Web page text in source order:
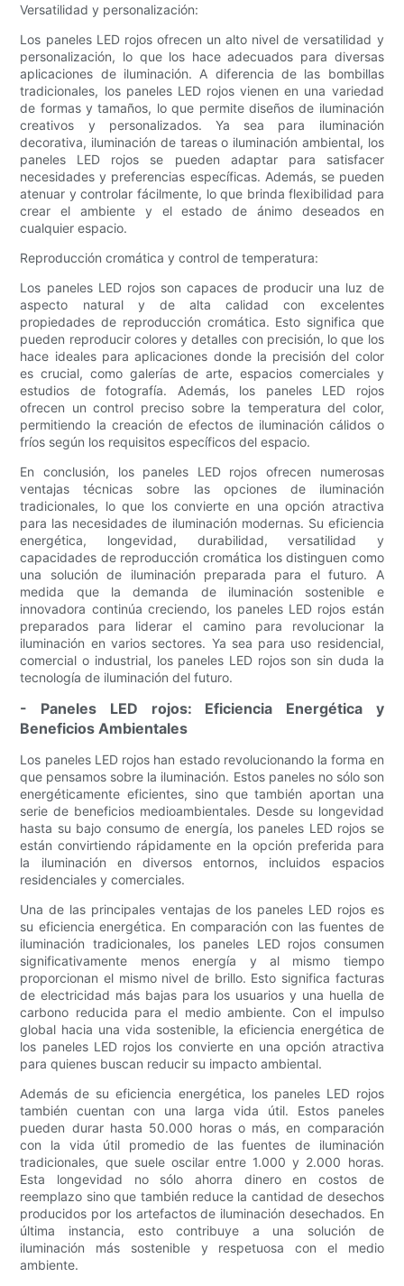
Versatilidad y personalización:
Los paneles LED rojos ofrecen un alto nivel de versatilidad y
personalización, lo que los hace adecuados para diversas
aplicaciones de iluminación. A diferencia de las bombillas
tradicionales, los paneles LED rojos vienen en una variedad
de formas y tamaños, lo que permite diseños de iluminación
creativos y personalizados. Ya sea para iluminación
decorativa, iluminación de tareas o iluminación ambiental, los
paneles LED rojos se pueden adaptar para satisfacer
necesidades y preferencias específicas. Además, se pueden
atenuar y controlar fácilmente, lo que brinda flexibilidad para
crear el ambiente y el estado de ánimo deseados en
cualquier espacio.
Reproducción cromática y control de temperatura:
Los paneles LED rojos son capaces de producir una luz de
aspecto natural y de alta calidad con excelentes
propiedades de reproducción cromática. Esto significa que
pueden reproducir colores y detalles con precisión, lo que los
hace ideales para aplicaciones donde la precisión del color
es crucial, como galerías de arte, espacios comerciales y
estudios de fotografía. Además, los paneles LED rojos
ofrecen un control preciso sobre la temperatura del color,
permitiendo la creación de efectos de iluminación cálidos o
fríos según los requisitos específicos del espacio.
En conclusión, los paneles LED rojos ofrecen numerosas
ventajas técnicas sobre las opciones de iluminación
tradicionales, lo que los convierte en una opción atractiva
para las necesidades de iluminación modernas. Su eficiencia
energética, longevidad, durabilidad, versatilidad y
capacidades de reproducción cromática los distinguen como
una solución de iluminación preparada para el futuro. A
medida que la demanda de iluminación sostenible e
innovadora continúa creciendo, los paneles LED rojos están
preparados para liderar el camino para revolucionar la
iluminación en varios sectores. Ya sea para uso residencial,
comercial o industrial, los paneles LED rojos son sin duda la
tecnología de iluminación del futuro.
- Paneles LED rojos: Eficiencia Energética y
Beneficios Ambientales
Los paneles LED rojos han estado revolucionando la forma en
que pensamos sobre la iluminación. Estos paneles no sólo son
energéticamente eficientes, sino que también aportan una
serie de beneficios medioambientales. Desde su longevidad
hasta su bajo consumo de energía, los paneles LED rojos se
están convirtiendo rápidamente en la opción preferida para
la iluminación en diversos entornos, incluidos espacios
residenciales y comerciales.
Una de las principales ventajas de los paneles LED rojos es
su eficiencia energética. En comparación con las fuentes de
iluminación tradicionales, los paneles LED rojos consumen
significativamente menos energía y al mismo tiempo
proporcionan el mismo nivel de brillo. Esto significa facturas
de electricidad más bajas para los usuarios y una huella de
carbono reducida para el medio ambiente. Con el impulso
global hacia una vida sostenible, la eficiencia energética de
los paneles LED rojos los convierte en una opción atractiva
para quienes buscan reducir su impacto ambiental.
Además de su eficiencia energética, los paneles LED rojos
también cuentan con una larga vida útil. Estos paneles
pueden durar hasta 50.000 horas o más, en comparación
con la vida útil promedio de las fuentes de iluminación
tradicionales, que suele oscilar entre 1.000 y 2.000 horas.
Esta longevidad no sólo ahorra dinero en costos de
reemplazo sino que también reduce la cantidad de desechos
producidos por los artefactos de iluminación desechados. En
última instancia, esto contribuye a una solución de
iluminación más sostenible y respetuosa con el medio
ambiente.